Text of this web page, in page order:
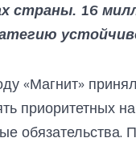
страны. 16
«Магнит»
приоритетных